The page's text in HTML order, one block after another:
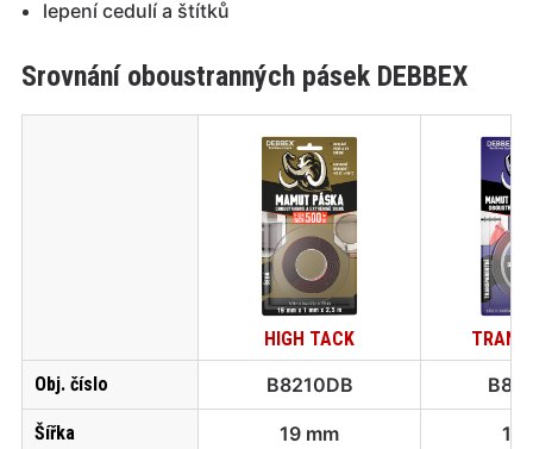
lepení cedulí a štítků
Srovnání oboustranných pásek DEBBEX
HIGH TACK
Obj. číslo
B8210DB
Šířka 19 mm 19